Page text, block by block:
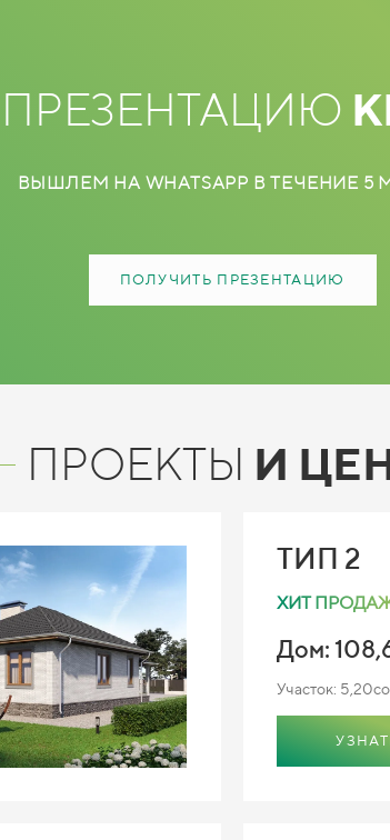
ВЫШЛЕМ НА WHATSAPP В ТЕЧЕНИЕ 5
ПОЛУЧИТЬ ПРЕЗЕНТАЦИЮ
ПРОЕКТЫ И
ТИП 2
ХИТ
Дом:
Участок: